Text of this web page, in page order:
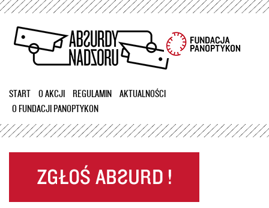
Przejdź
treści
START O AKCJI REGULAMIN
AKTUALNOŚCI
O FUNDACJI PANOPTYKON